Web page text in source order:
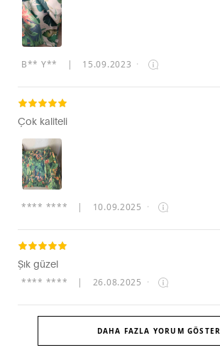
B** Y** | 15.09.2023 ·
Çok kaliteli
**** **** | 10.09.2025 ·
Şık güzel
**** **** | 26.08.2025 ·
DAHA FAZLA YORUM GÖSTER